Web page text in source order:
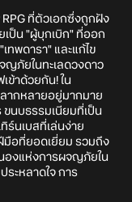
RPG ที่ตัวเอกซึ่งถูกฝัง
เป็น "ผู้บุกเบิก" ที่ออก
ทพดารา" และแก้ไข
ญภัยในทะเลดวงดาว
ข้าด้วยกัน! ใน
ากหลายอยู่มากมาย
นบธรรมเนียมที่เป็น
นเบสที่เล่นง่าย
อที่ยอดเยี่ยม รวมถึง
องแห่งการผจญภัยใน
ะหลาดใจ การ